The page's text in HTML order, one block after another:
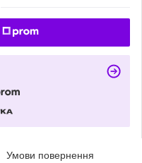
Умови повернення